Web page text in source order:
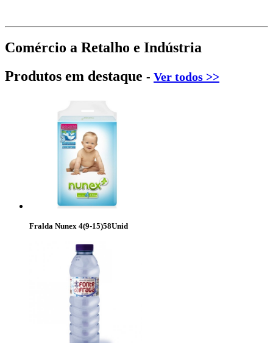
Comércio a Retalho e Indústria
Produtos em destaque - Ver todos >>
Fralda Nunex 4(9-15)58Unid